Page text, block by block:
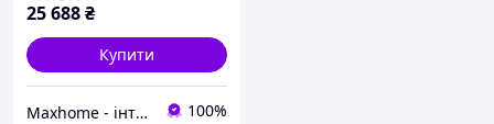
25 688₴
Купити
Maxhome - інтернет магазин 100%